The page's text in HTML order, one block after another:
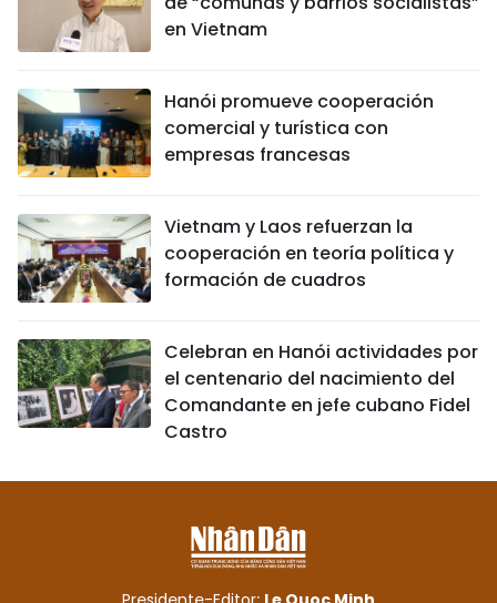
en Vietnam
Hanói promueve cooperación
comercial y turística con
empresas francesas
Vietnam y Laos refuerzan la
cooperación en teoría política y
formación de cuadros
Celebran en Hanói actividades por
el centenario del nacimiento del
Comandante en jefe cubano Fidel
Castro